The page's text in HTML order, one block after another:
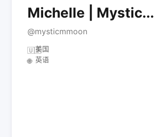
Michelle | Mystic...
@mysticmmoon
🇺🇸美国
🌐 英语